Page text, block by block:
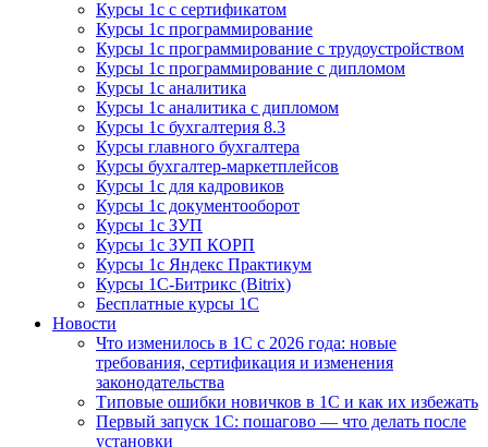
Курсы 1с с сертификатом
Курсы 1с программирование
Курсы 1с программирование с трудоустройством
Курсы 1с программирование с дипломом
Курсы 1с аналитика
Курсы 1с аналитика с дипломом
Курсы 1с бухгалтерия 8.3
Курсы главного бухгалтера
Курсы бухгалтер-маркетплейсов
Курсы 1с для кадровиков
Курсы 1с документооборот
Курсы 1с ЗУП
Курсы 1с ЗУП КОРП
Курсы 1с Яндекс Практикум
Курсы 1С-Битрикс (Bitrix)
Бесплатные курсы 1С
Новости
Что изменилось в 1С с 2026 года: новые
требования, сертификация и изменения
законодательства
Типовые ошибки новичков в 1С и как их избежать
Первый запуск 1С: пошагово — что делать после
установки